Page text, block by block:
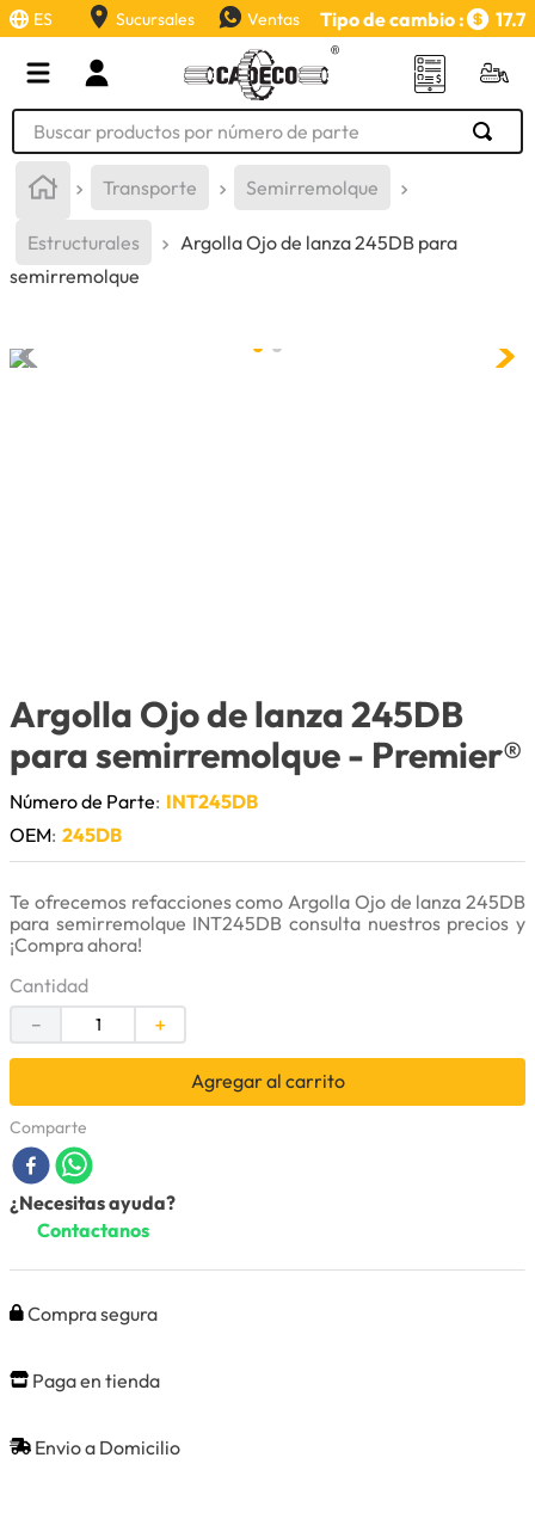
ES Sucursales Ventas Tipo de cambio : 17.7
Buscar productos por número de parte
Transporte Semirremolque
Estructurales
Argolla Ojo de lanza 245DB para
semirremolque
Argolla Ojo de lanza 245DB
para semirremolque- Premier®
Número de Parte: INT245DB
OEM: 245DB
Te ofrecemos refacciones como Argolla Ojo de lanza 245DB
para semirremolque INT245DB consulta nuestros precios y
¡Compra ahora!
Cantidad
＋
－
Agregar al carrito
Comparte
¿Necesitas ayuda?
Contactanos
Compra segura
Paga en tienda
Envio a Domicilio
TÉRMINOS MÁS BUSCADOS
2.
aceite